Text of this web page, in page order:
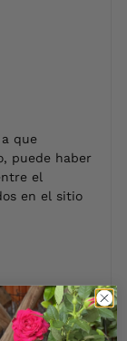
que
puede haber
el
en el sitio